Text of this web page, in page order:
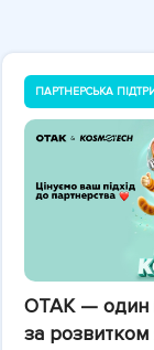
ПАРТНЕРСЬКА
OTAK — один
за розвитком